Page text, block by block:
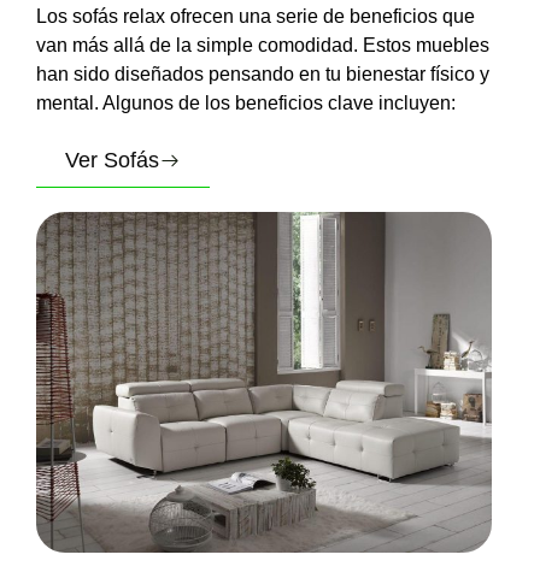
Los sofás relax ofrecen una serie de beneficios que
van más allá de la simple comodidad. Estos muebles
han sido diseñados pensando en tu bienestar físico y
mental. Algunos de los beneficios clave incluyen:
Ver Sofás